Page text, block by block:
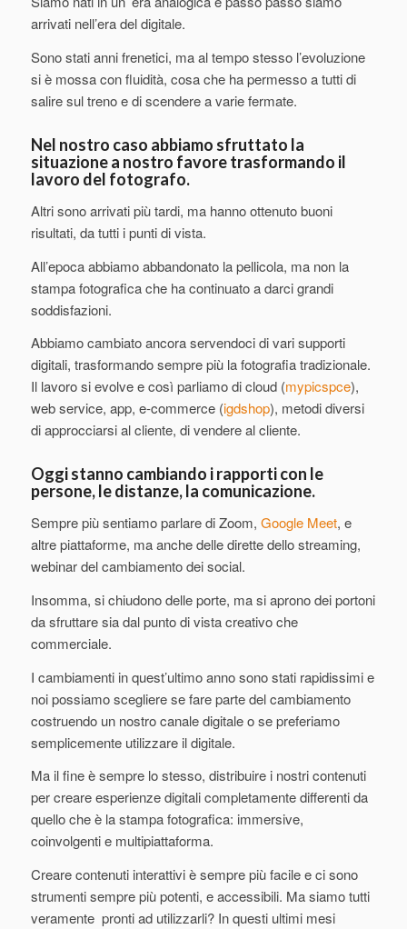
arrivati nell’era del digitale.
Sono stati anni frenetici, ma al tempo stesso l’evoluzione
si è mossa con fluidità, cosa che ha permesso a tutti di
salire sul treno e di scendere a varie fermate.
Nel nostro caso abbiamo sfruttato la
situazione a nostro favore trasformando il
lavoro del fotografo.
Altri sono arrivati più tardi, ma hanno ottenuto buoni
risultati, da tutti i punti di vista.
All’epoca abbiamo abbandonato la pellicola, ma non la
stampa fotografica che ha continuato a darci grandi
soddisfazioni.
Abbiamo cambiato ancora servendoci di vari supporti
digitali, trasformando sempre più la fotografia tradizionale.
Il lavoro si evolve e così parliamo di cloud (mypicspce),
web service, app, e-commerce (igdshop), metodi diversi
di approcciarsi al cliente, di vendere al cliente.
Oggi stanno cambiando i rapporti con le
persone, le distanze, la comunicazione.
Sempre più sentiamo parlare di Zoom, Google Meet, e
altre piattaforme, ma anche delle dirette dello streaming,
webinar del cambiamento dei social.
Insomma, si chiudono delle porte, ma si aprono dei portoni
da sfruttare sia dal punto di vista creativo che
commerciale.
I cambiamenti in quest’ultimo anno sono stati rapidissimi e
noi possiamo scegliere se fare parte del cambiamento
costruendo un nostro canale digitale o se preferiamo
semplicemente utilizzare il digitale.
Ma il fine è sempre lo stesso, distribuire i nostri contenuti
per creare esperienze digitali completamente differenti da
quello che è la stampa fotografica: immersive,
coinvolgenti e multipiattaforma.
Creare contenuti interattivi è sempre più facile e ci sono
strumenti sempre più potenti, e accessibili. Ma siamo tutti
veramente pronti ad utilizzarli? In questi ultimi mesi